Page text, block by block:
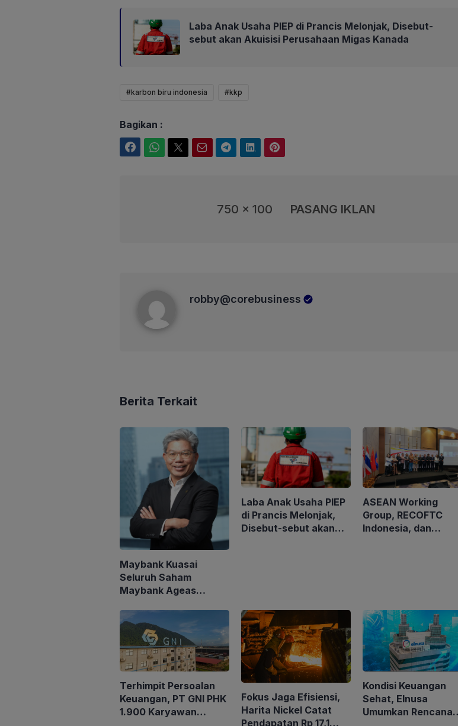
Laba Anak Usaha PIEP di Prancis Melonjak, Disebut-
sebut akan Akuisisi Perusahaan Migas Kanada
#karbon biru indonesia #kkp
Bagikan :
750 x 100 PASANG IKLAN
robby@corebusiness
Berita Terkait
Maybank Kuasai
Seluruh Saham
Maybank Ageas
Laba Anak Usaha PIEP
di Prancis Melonjak,
Disebut-sebut akan
ASEAN Working
Group, RECOFTC
Indonesia, dan
Terhimpit Persoalan
Keuangan, PT GNI PHK
1.900 Karyawan
Fokus Jaga Efisiensi,
Harita Nickel Catat
Pendapatan Rp 17,1
Kondisi Keuangan
Sehat, Elnusa
Umumkan Rencana